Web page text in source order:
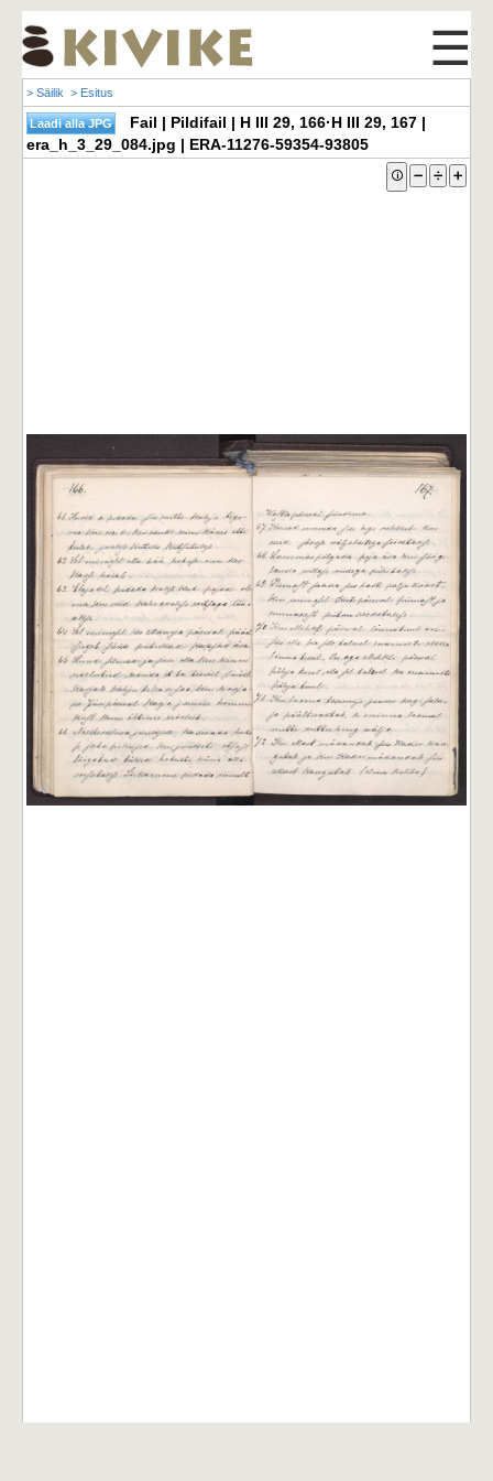
☰
> Säilik > Esitus
Fail | Pildifail | H III 29, 166·H III 29, 167 |
era_h_3_29_084.jpg | ERA-11276-59354-93805